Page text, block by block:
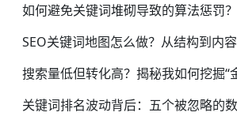
如何避免关键词堆砌导致的算法惩罚？
SEO关键词地图怎么做？从结构到内
关键词排名波动背后：五个被忽略的